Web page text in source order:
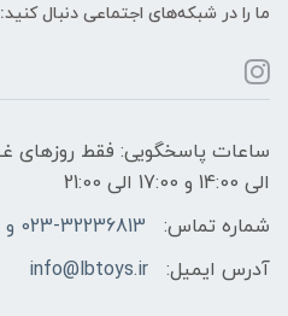
ما را در شبکه‌های اجتماعی دنبال کنید:
الی 14:00 و 17:00 الی 21:00
شماره تماس:
023-32236813 و 09198551429
آدرس ایمیل:
info@lbtoys.ir